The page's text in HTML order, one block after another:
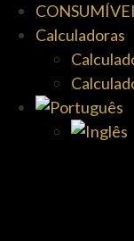
Calculadoras